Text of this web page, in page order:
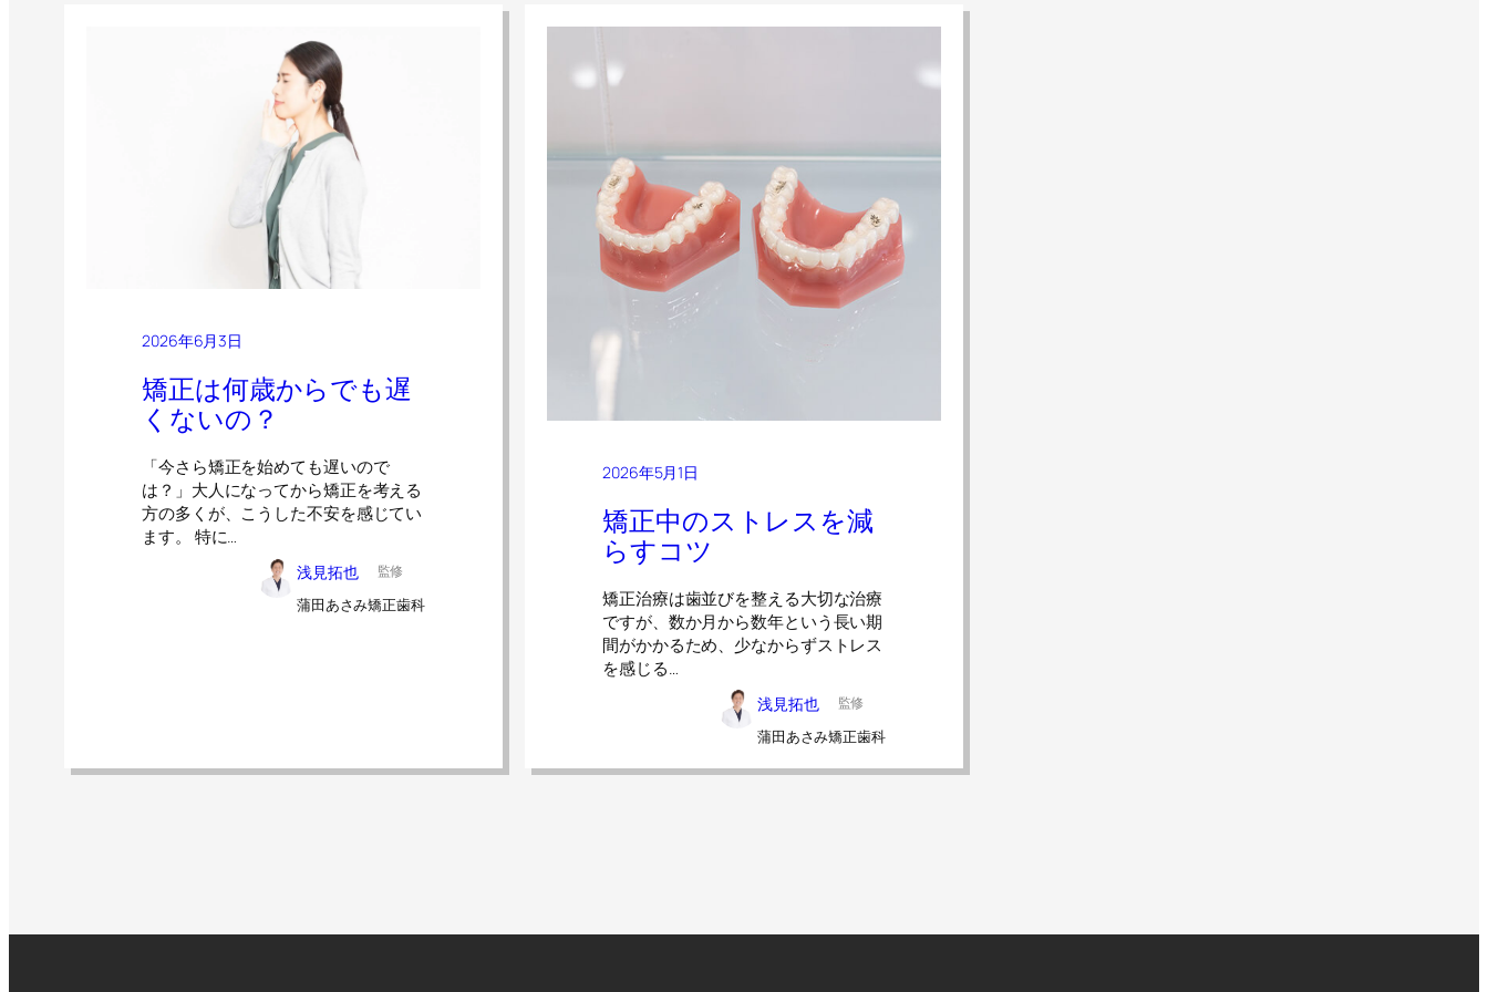
2026年6月3日
矯正は何歳からでも遅
くないの？
「今さら矯正を始めても遅いので
は？」大人になってから矯正を考える
方の多くが、こうした不安を感じてい
ます。 特に…
浅見拓也 監修
蒲田あさみ矯正歯科
2026年5月1日
矯正中のストレスを減
らすコツ
矯正治療は歯並びを整える大切な治療
ですが、数か月から数年という長い期
間がかかるため、少なからずストレス
を感じる…
浅見拓也 監修
蒲田あさみ矯正歯科